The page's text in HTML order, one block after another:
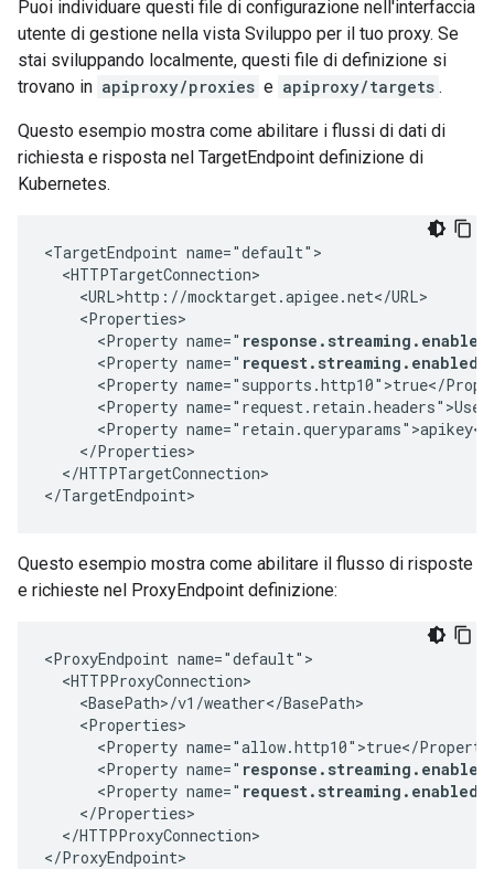
Puoi individuare questi file di configurazione nell'interfaccia
utente di gestione nella vista Sviluppo per il tuo proxy. Se
stai sviluppando localmente, questi file di definizione si
trovano in apiproxy/proxies e apiproxy/targets .
Questo esempio mostra come abilitare i flussi di dati di
richiesta e risposta nel TargetEndpoint definizione di
Kubernetes.
<TargetEndpoint name="default">
  <HTTPTargetConnection>
    <URL>http://mocktarget.apigee.net</URL>
    <Properties>
      <Property name="
      <Property name="
<Property name="supports.http10">true</
<Property
<Property
    </Properties>
  </HTTPTargetConnection>
</TargetEndpoint>
Questo esempio mostra come abilitare il flusso di risposte
e richieste nel ProxyEndpoint definizione:
<ProxyEndpoint name="default">
  <HTTPProxyConnection>
    <BasePath>/v1/weather</BasePath>
    <Properties>
<Property name="allow.http10">true</
      <Property name="
      <Property name="
    </Properties>
  </HTTPProxyConnection>
</ProxyEndpoint>